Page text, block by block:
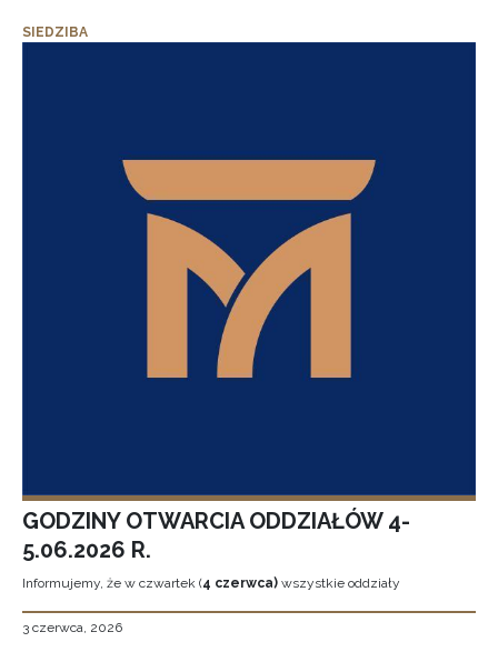
SIEDZIBA
GODZINY OTWARCIA ODDZIAŁÓW 4-
5.06.2026 R.
Informujemy, że w czwartek (4 czerwca) wszystkie oddziały
3 czerwca, 2026